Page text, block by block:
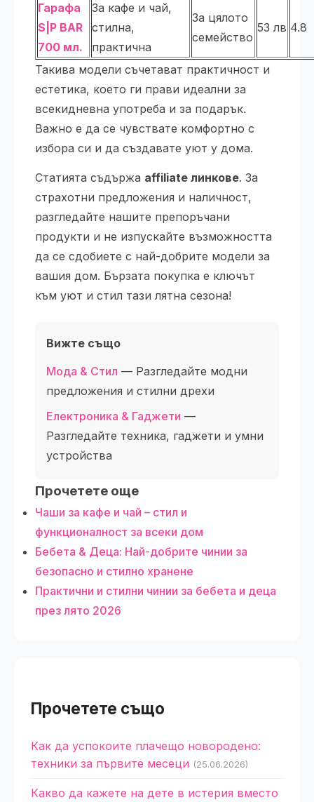
Гарафа
S|P BAR
700 мл.
За кафе и чай,
стилна,
практична
За цялото
семейство
53 лв 4.8
Такива модели съчетават практичност и
естетика, което ги прави идеални за
всекидневна употреба и за подарък.
Важно е да се чувствате комфортно с
избора си и да създавате уют у дома.
Статията съдържа affiliate линкове. За
страхотни предложения и наличност,
разгледайте нашите препоръчани
продукти и не изпускайте възможността
да се сдобиете с най-добрите модели за
вашия дом. Бързата покупка е ключът
към уют и стил тази лятна сезона!
Вижте също
Мода & Стил — Разгледайте модни
предложения и стилни дрехи
Електроника & Гаджети —
Разгледайте техника, гаджети и умни
устройства
Прочетете още
Чаши за кафе и чай – стил и
функционалност за всеки дом
Бебета & Деца: Най-добрите чинии за
безопасно и стилно хранене
Практични и стилни чинии за бебета и деца
през лято 2026
Прочетете също
Как да успокоите плачещо новородено:
техники за първите месеци (25.06.2026)
Какво да кажете на дете в истерия вместо